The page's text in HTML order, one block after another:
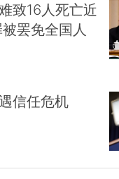
致16人死亡近
罢免全国人
信任危机